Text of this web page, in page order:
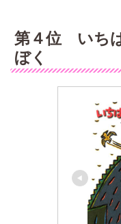
第４位 いち
ぼく